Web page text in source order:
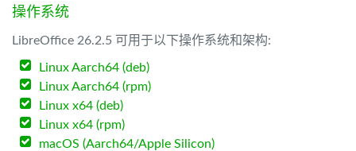
操作系统
LibreOffice 26.2.5 可用于以下操作系统和架构:
Linux Aarch64 (deb)
Linux Aarch64 (rpm)
Linux x64 (deb)
Linux x64 (rpm)
macOS (Aarch64/Apple Silicon)